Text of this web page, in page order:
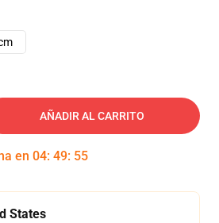
AÑADIR AL CARRITO
en 04: 49: 55
States